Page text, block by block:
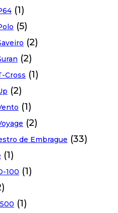
(1)
(5)
(2)
(2)
Cross (1)
(2)
(1)
(2)
de Embrague (33)
(1)
100 (1)
(1)